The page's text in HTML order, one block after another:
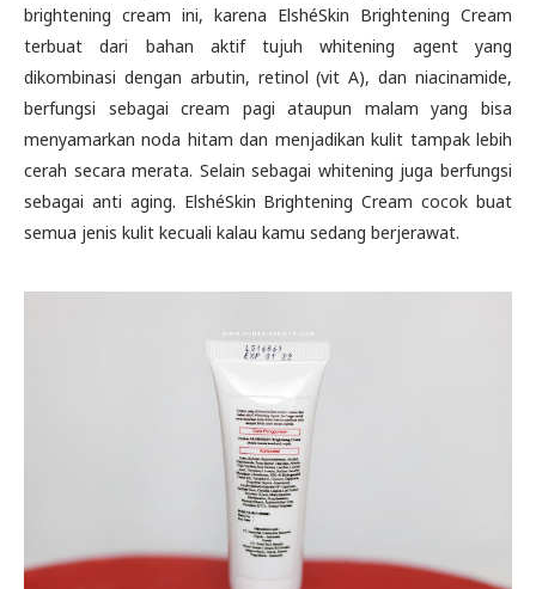
brightening cream ini, karena ElshéSkin Brightening Cream
terbuat dari bahan aktif tujuh whitening agent yang
dikombinasi dengan arbutin, retinol (vit A), dan niacinamide,
berfungsi sebagai cream pagi ataupun malam yang bisa
menyamarkan noda hitam dan menjadikan kulit tampak lebih
cerah secara merata. Selain sebagai whitening juga berfungsi
sebagai anti aging. ElshéSkin Brightening Cream cocok buat
semua jenis kulit kecuali kalau kamu sedang berjerawat.